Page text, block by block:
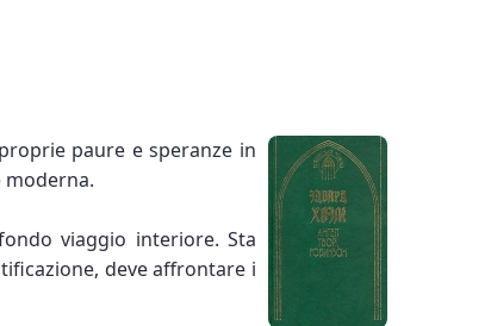
paure e speranze in
moderna.
viaggio interiore. Sta
deve affrontare i